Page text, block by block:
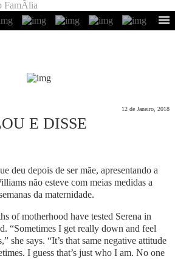
FamÃ­lia
12 de Janeiro, 2018
E DISSE
deu depois de ser mãe, apresentando a
não esteve com meias medidas a
da maternidade.
of motherhood have tested Serena in
“Sometimes I get really down and feel
she says. “It’s that same negative attitude
I guess that’s just who I am. No one